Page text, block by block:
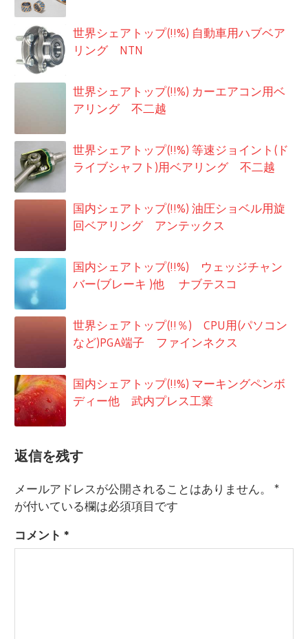
世界シェアトップ(!!%) 自動車用ハブベア
リング NTN
世界シェアトップ(!!%) カーエアコン用ベ
アリング 不二越
世界シェアトップ(!!%) 等速ジョイント(ド
ライブシャフト)用ベアリング 不二越
国内シェアトップ(!!%) 油圧ショベル用旋
回ベアリング アンテックス
国内シェアトップ(!!%) ウェッジチャン
バー(ブレーキ )他 ナブテスコ
世界シェアトップ(!!％) CPU用(パソコン
など)PGA端子 ファインネクス
国内シェアトップ(!!%) マーキングペンボ
ディー他 武内プレス工業
返信を残す
メールアドレスが公開されることはありません。
*
が付いている欄は必須項目です
コメント *